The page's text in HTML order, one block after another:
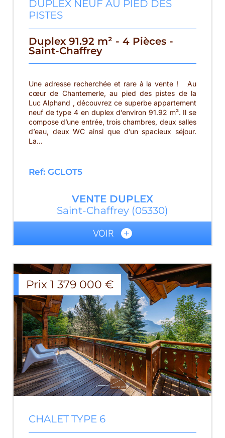
DUPLEX NEUF AU PIED DES
PISTES
Duplex 91.92 m² - 4 Pièces -
Saint-Chaffrey
Une adresse recherchée et rare à la vente ! Au
cœur de Chantemerle, au pied des pistes de la
Luc Alphand , découvrez ce superbe appartement
neuf de type 4 en duplex d’environ 91.92 m². Il se
compose d’une entrée, trois chambres, deux salles
d’eau, deux WC ainsi que d’un spacieux séjour.
La...
Ref: GCLOT5
VENTE DUPLEX
Saint-Chaffrey (05330)
VOIR
Prix 1 379 000 €
CHALET TYPE 6